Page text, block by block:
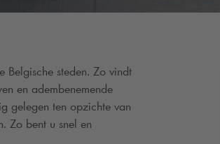
Belgische steden. Zo vindt
en adembenemende
gelegen ten opzichte van
Zo bent u snel en